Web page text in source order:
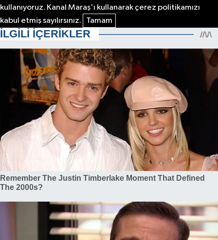
kullanıyoruz. Kanal Maraş'ı kullanarak çerez politikamızı
kabul etmiş sayılırsınız.
Tamam